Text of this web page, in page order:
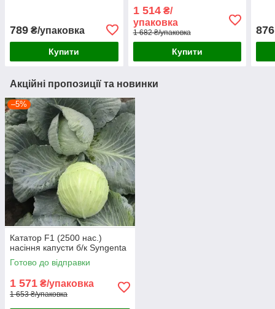
789 ₴/упаковка
Купити
1 514₴/
упаковка
1 682 ₴/упаковка
Купити
876
Акційні пропозиції та новинки
–5%
Кататор F1 (2500 нас.)
насіння капусти б/к Syngenta
Готово до відправки
1 571 ₴/упаковка
1 653 ₴/упаковка